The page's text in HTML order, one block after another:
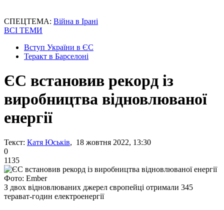
СПЕЦТЕМА: Війна в Ірані
ВСІ ТЕМИ
Вступ України в ЄС
Теракт в Барселоні
ЄС встановив рекорд із
виробництва відновлюваної
енергії
Текст: Катя Юськів, 18 жовтня 2022, 13:30
0
1135
Фото: Ember
З двох відновлюваних джерел європейці отримали 345
терават-годин електроенергії